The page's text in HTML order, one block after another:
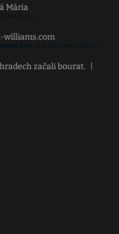
Mária
williams.com
začali bourat.